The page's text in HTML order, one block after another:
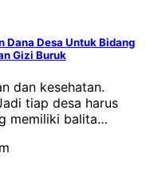
Dana Desa Untuk Bidang
Gizi Buruk
dan kesehatan.
tiap desa harus
memiliki balita…